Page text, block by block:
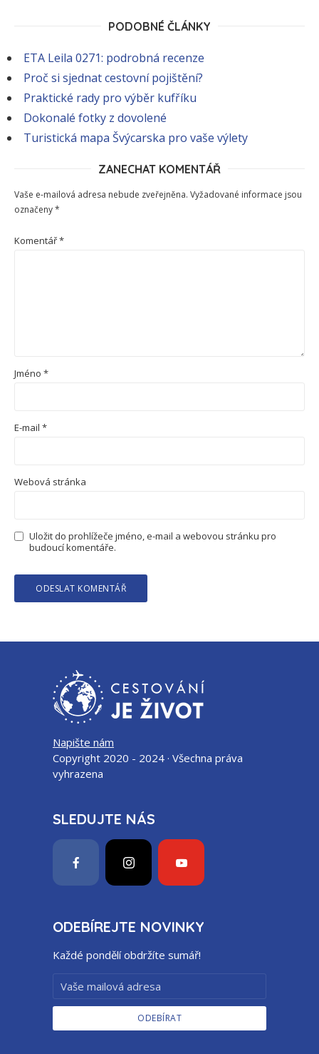
PODOBNÉ ČLÁNKY
ETA Leila 0271: podrobná recenze
Proč si sjednat cestovní pojištění?
Praktické rady pro výběr kufříku
Dokonalé fotky z dovolené
Turistická mapa Švýcarska pro vaše výlety
ZANECHAT KOMENTÁŘ
Vaše e-mailová adresa nebude zveřejněna. Vyžadované informace jsou
označeny*
Komentář*
Jméno *
E-mail *
Webová stránka
Uložit do prohlížeče jméno, e-mail a webovou stránku pro
budoucí komentáře.
Napište nám
Copyright 2020 - 2024 · Všechna práva
vyhrazena
SLEDUJTE NÁS
ODEBÍREJTE NOVINKY
Každé pondělí obdržíte sumář!